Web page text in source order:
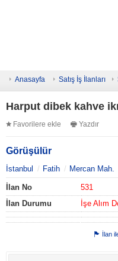
Anasayfa Satış İş İlanları
Harput dibek kahve
Favorilere ekle Yazdır
Görüşülür
İstanbul Fatih Mercan Mah.
İlan No
531
İlan Durumu
İşe Alım
İlan